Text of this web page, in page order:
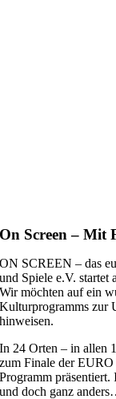
On Screen – Mit
ON SCREEN – das
und Spiele e.V. startet
Wir möchten auf ein
Kulturprogramms zur
hinweisen.
In 24 Orten – in allen
zum Finale der
Programm
und doch ganz